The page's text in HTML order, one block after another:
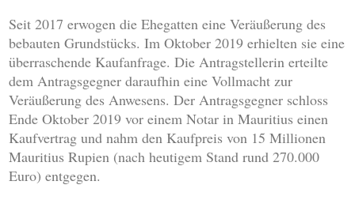
Seit 2017 erwogen die Ehegatten eine Veräußerung des
bebauten Grundstücks. Im Oktober 2019 erhielten sie eine
überraschende Kaufanfrage. Die Antragstellerin erteilte
dem Antragsgegner daraufhin eine Vollmacht zur
Veräußerung des Anwesens. Der Antragsgegner schloss
Ende Oktober 2019 vor einem Notar in Mauritius einen
Kaufvertrag und nahm den Kaufpreis von 15 Millionen
Mauritius Rupien (nach heutigem Stand rund 270.000
Euro) entgegen.